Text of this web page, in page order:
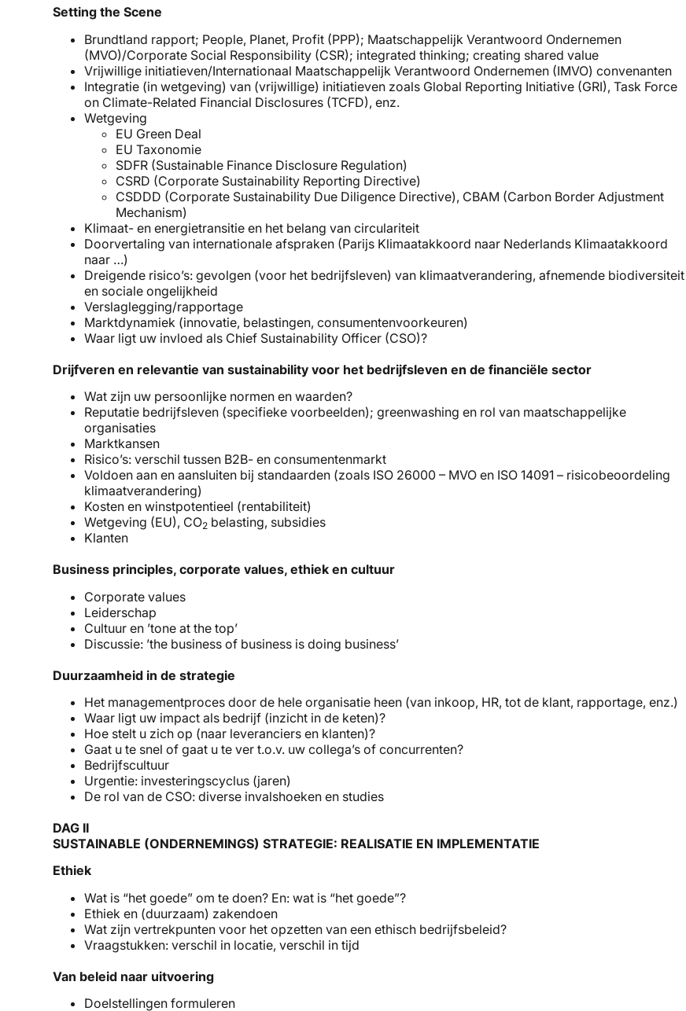
Setting the Scene
Brundtland rapport; People, Planet, Profit (PPP); Maatschappelijk Verantwoord Ondernemen
(MVO)/Corporate Social Responsibility (CSR); integrated thinking; creating shared value
Vrijwillige initiatieven/Internationaal Maatschappelijk Verantwoord Ondernemen (IMVO) convenanten
Integratie (in wetgeving) van (vrijwillige) initiatieven zoals Global Reporting Initiative (GRI), Task Force
on Climate-Related Financial Disclosures (TCFD), enz.
Wetgeving
EU Green Deal
EU Taxonomie
SDFR (Sustainable Finance Disclosure Regulation)
CSRD (Corporate Sustainability Reporting Directive)
CSDDD (Corporate Sustainability Due Diligence Directive), CBAM (Carbon Border Adjustment
Mechanism)
Klimaat- en energietransitie en het belang van circulariteit
Doorvertaling van internationale afspraken (Parijs Klimaatakkoord naar Nederlands Klimaatakkoord
naar …)
Dreigende risico’s: gevolgen (voor het bedrijfsleven) van klimaatverandering, afnemende biodiversiteit
en sociale ongelijkheid
Verslaglegging/rapportage
Marktdynamiek (innovatie, belastingen, consumentenvoorkeuren)
Waar ligt uw invloed als Chief Sustainability Officer (CSO)?
Drijfveren en relevantie van sustainability voor het bedrijfsleven en de financiële sector
Wat zijn uw persoonlijke normen en waarden?
Reputatie bedrijfsleven (specifieke voorbeelden); greenwashing en rol van maatschappelijke
organisaties
Marktkansen
Risico’s: verschil tussen B2B- en consumentenmarkt
Voldoen aan en aansluiten bij standaarden (zoals ISO 26000 – MVO en ISO 14091 – risicobeoordeling
klimaatverandering)
Kosten en winstpotentieel (rentabiliteit)
Wetgeving (EU), CO2 belasting, subsidies
Klanten
Business principles, corporate values, ethiek en cultuur
Corporate values
Leiderschap
Cultuur en ’tone at the top’
Discussie: ’the business of business is doing business’
Duurzaamheid in de strategie
Het managementproces door de hele organisatie heen (van inkoop, HR, tot de klant, rapportage, enz.)
Waar ligt uw impact als bedrijf (inzicht in de keten)?
Hoe stelt u zich op (naar leveranciers en klanten)?
Gaat u te snel of gaat u te ver t.o.v. uw collega’s of concurrenten?
Bedrijfscultuur
Urgentie: investeringscyclus (jaren)
De rol van de CSO: diverse invalshoeken en studies
DAG II
SUSTAINABLE (ONDERNEMINGS) STRATEGIE: REALISATIE EN IMPLEMENTATIE
Ethiek
Wat is “het goede” om te doen? En: wat is “het goede”?
Ethiek en (duurzaam) zakendoen
Wat zijn vertrekpunten voor het opzetten van een ethisch bedrijfsbeleid?
Vraagstukken: verschil in locatie, verschil in tijd
Van beleid naar uitvoering
Doelstellingen formuleren